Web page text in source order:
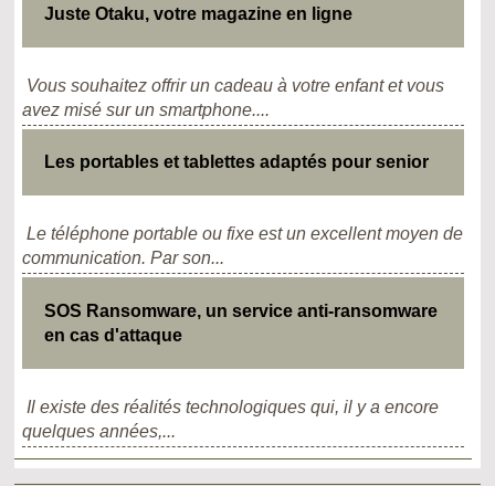
Juste Otaku, votre magazine en ligne
Vous souhaitez offrir un cadeau à votre enfant et vous
avez misé sur un smartphone....
Les portables et tablettes adaptés pour senior
Le téléphone portable ou fixe est un excellent moyen de
communication. Par son...
SOS Ransomware, un service anti-ransomware
en cas d'attaque
Il existe des réalités technologiques qui, il y a encore
quelques années,...